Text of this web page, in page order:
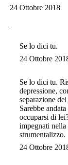
24 Ottobre 2018
Se lo dici tu.
24 Ottobre
Se lo dici tu.
depressione,
separazione
Sarebbe
occuparsi di
impegnati
strumentalizzo.
24 Ottobre